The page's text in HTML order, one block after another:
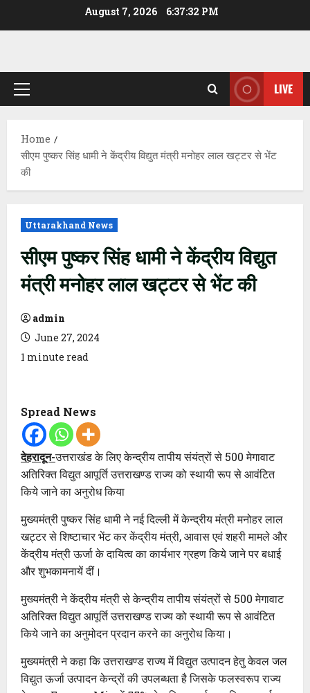
August 7, 2026 6:37:33 PM
Primary
LIVE
Home
सीएम पुष्कर सिंह धामी ने केंद्रीय विद्युत मंत्री मनोहर लाल खट्टर से भेंट
की
Uttarakhand News
सीएम पुष्कर सिंह धामी ने केंद्रीय विद्युत
मंत्री मनोहर लाल खट्टर से भेंट की
admin
June 27, 2024
1 minute read
Spread News
देहरादून-उत्तराखंड के लिए केन्द्रीय तापीय संयंत्रों से 500 मेगावाट
अतिरिक्त विद्युत आपूर्ति उत्तराखण्ड राज्य को स्थायी रूप से आवंटित
किये जाने का अनुरोध किया
मुख्यमंत्री पुष्कर सिंह धामी ने नई दिल्ली में केन्द्रीय मंत्री मनोहर लाल
खट्टर से शिष्टाचार भेंट कर केंद्रीय मंत्री, आवास एवं शहरी मामले और
केंद्रीय मंत्री ऊर्जा के दायित्व का कार्यभार ग्रहण किये जाने पर बधाई
और शुभकामनायें दीं।
मुख्यमंत्री ने केंद्रीय मंत्री से केन्द्रीय तापीय संयंत्रों से 500 मेगावाट
अतिरिक्त विद्युत आपूर्ति उत्तराखण्ड राज्य को स्थायी रूप से आवंटित
किये जाने का अनुमोदन प्रदान करने का अनुरोध किया।
मुख्यमंत्री ने कहा कि उत्तराखण्ड राज्य में विद्युत उत्पादन हेतु केवल जल
विद्युत ऊर्जा उत्पादन केन्द्रों की उपलब्धता है जिसके फलस्वरूप राज्य